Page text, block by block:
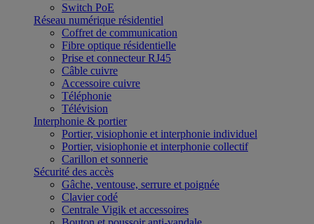
Switch PoE
Réseau numérique résidentiel
Coffret de communication
Fibre optique résidentielle
Prise et connecteur RJ45
Câble cuivre
Accessoire cuivre
Téléphonie
Télévision
Interphonie & portier
Portier, visiophonie et interphonie individuel
Portier, visiophonie et interphonie collectif
Carillon et sonnerie
Sécurité des accès
Gâche, ventouse, serrure et poignée
Clavier codé
Centrale Vigik et accessoires